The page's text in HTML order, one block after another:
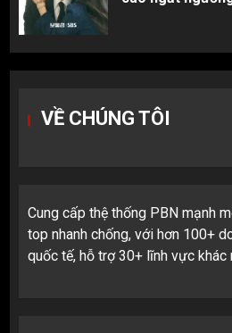
VỀ CHÚNG TÔI
Cung cấp thệ thống PBN mạnh
top nhanh chống, với hơn 100+
quốc tế, hỗ trợ 30+ lĩnh vực khác